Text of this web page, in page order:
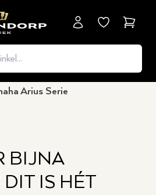
Arius Serie
BIJNA
IS HÉT